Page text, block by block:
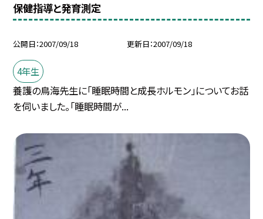
保健指導と発育測定
公開日 2007/09/18 更新日 2007/09/18
4年生
養護の鳥海先生に「睡眠時間と成長ホルモン」についてお話
を伺いました。「睡眠時間が...